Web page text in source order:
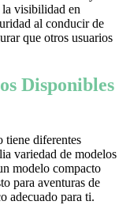
la visibilidad en
al conducir de
que otros usuarios
Disponibles
tiene diferentes
variedad de modelos
modelo compacto
para aventuras de
adecuado para ti.